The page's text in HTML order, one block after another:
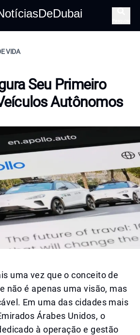
VIDA
Seu Primeiro
Autônomos
uma vez que o conceito de
não é apenas uma visão, mas
Em uma das cidades mais
Árabes Unidos, o
à operação e gestão